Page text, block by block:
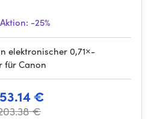
Aktion: -25%
elektronischer 0,71×-
für Canon
€
€